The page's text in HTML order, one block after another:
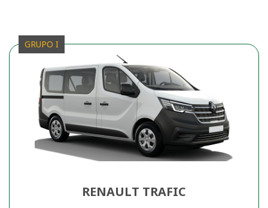
GRUPO I
RENAULT TRAFIC